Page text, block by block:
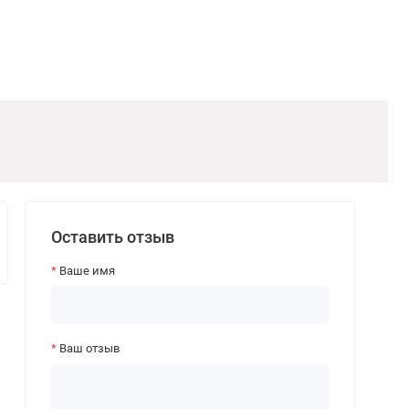
Оставить отзыв
Ваше имя
Ваш отзыв